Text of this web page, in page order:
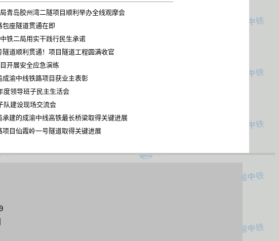
局青岛胶州湾二隧项目顺利举办全线观摩会
座隧道贯通在即
铁二局用实干践行民生承诺
道顺利贯通！项目隧道工程圆满收官
开展安全应急演练
成渝中线铁路项目获业主表彰
度领导班子民主生活会
队建设现场交流会
建的成渝中线高铁最长桥梁取得关键进展
项目仙霞岭一号隧道取得关键进展